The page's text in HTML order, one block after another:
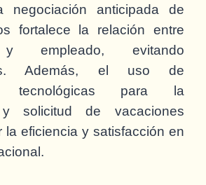
negociación anticipada de
fortalece la relación entre
y empleado, evitando
Además, el uso de
tecnológicas para la
y solicitud de vacaciones
la eficiencia y satisfacción en